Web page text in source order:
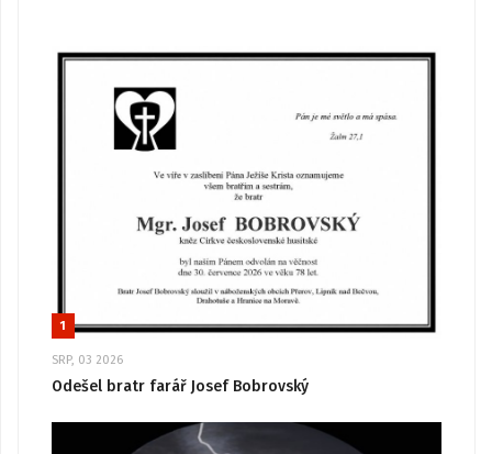
1
SRP, 03 2026
Odešel bratr farář Josef Bobrovský